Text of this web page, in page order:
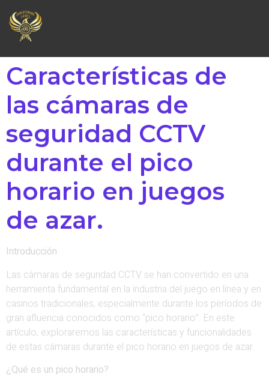
Características de
las cámaras de
seguridad CCTV
durante el pico
horario en juegos
de azar.
Introducción
Las cámaras de seguridad CCTV se han convertido en una
herramienta fundamental en la industria del juego en línea y en
casinos tradicionales, especialmente durante los períodos de
gran afluencia conocidos como “pico horario”. En este
artículo, exploraremos las características y funcionalidades
de estas cámaras durante el pico horario en juegos de azar.
¿Qué es un pico horario?